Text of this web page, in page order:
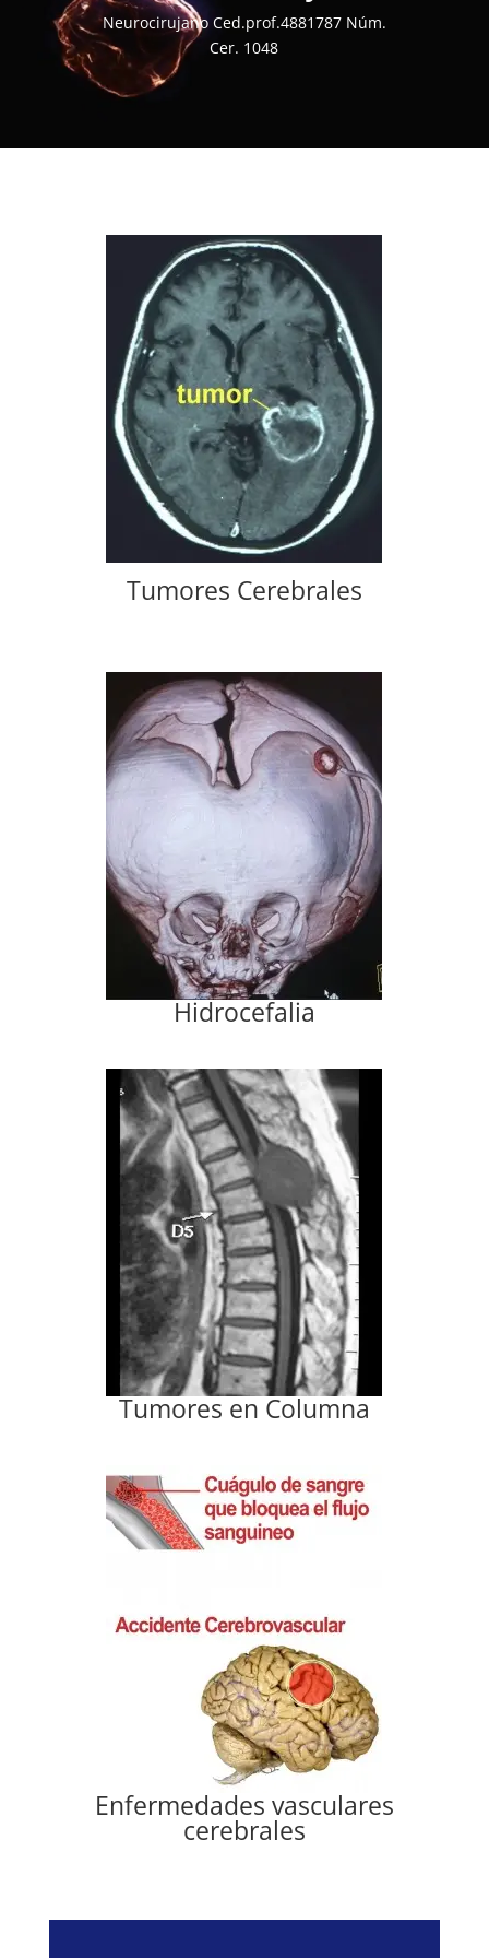
Neurocirujano Ced.prof.4881787 Núm.
Cer. 1048
Tumores Cerebrales
Hidrocefalia
Tumores en Columna
Enfermedades vasculares
cerebrales